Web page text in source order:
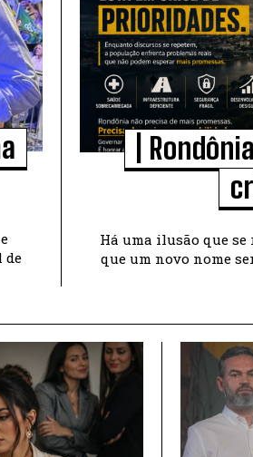
de
|
Há uma ilusão que se
que um novo nome